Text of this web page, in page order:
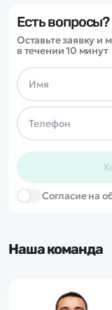
Есть вопросы?
Оставьте заявку и
в течении 10 минут
Cогласие на
Наша команда